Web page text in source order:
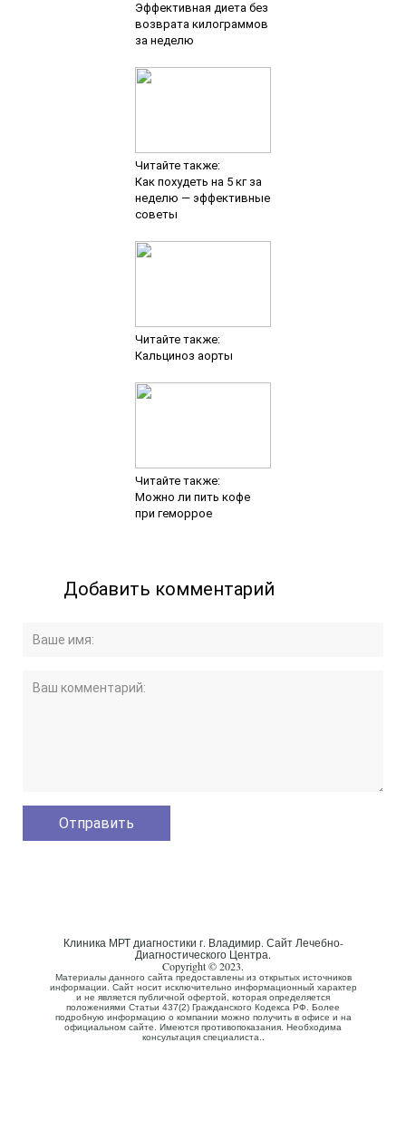
Эффективная диета без
возврата килограммов
за неделю
Читайте также:
Как похудеть на 5 кг за
неделю — эффективные
советы
Читайте также:
Кальциноз аорты
Читайте также:
Можно ли пить кофе
при геморрое
Добавить комментарий
Клиника МРТ диагностики г. Владимир. Сайт Лечебно-
Диагностического Центра.
Copyright © 2023.
Материалы данного сайта предоставлены из открытых источников
информации. Сайт носит исключительно информационный характер
и не является публичной офертой, которая определяется
положениями Статьи 437(2) Гражданского Кодекса РФ. Более
подробную информацию о компании можно получить в офисе и на
официальном сайте. Имеются противопоказания. Необходима
консультация специалиста..